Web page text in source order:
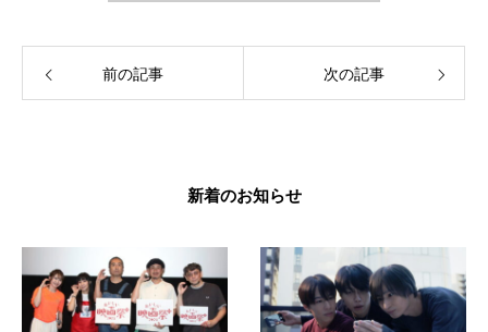
前の記事 次の記事
新着のお知らせ